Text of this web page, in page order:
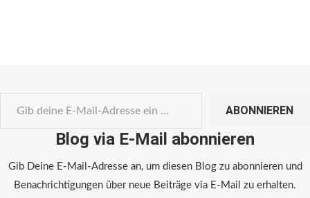
ABONNIEREN
Blog via E-Mail abonnieren
Gib Deine E-Mail-Adresse an, um diesen Blog zu abonnieren und
Benachrichtigungen über neue Beiträge via E-Mail zu erhalten.